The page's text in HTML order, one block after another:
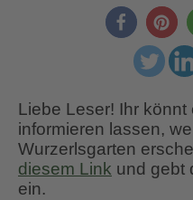
Liebe Leser! Ihr könnt
informieren lassen,
Wurzerlsgarten
diesem Link und gebt
ein.